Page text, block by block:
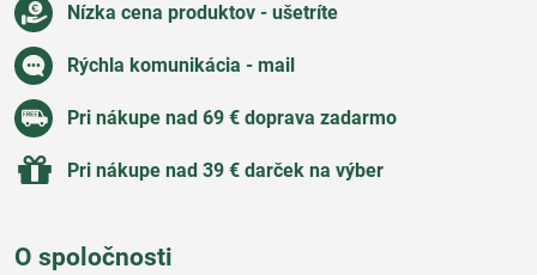
Nízka cena produktov - ušetríte
Rýchla komunikácia - mail
Pri nákupe nad 69 € doprava zadarmo
Pri nákupe nad 39 € darček na výber
O spoločnosti